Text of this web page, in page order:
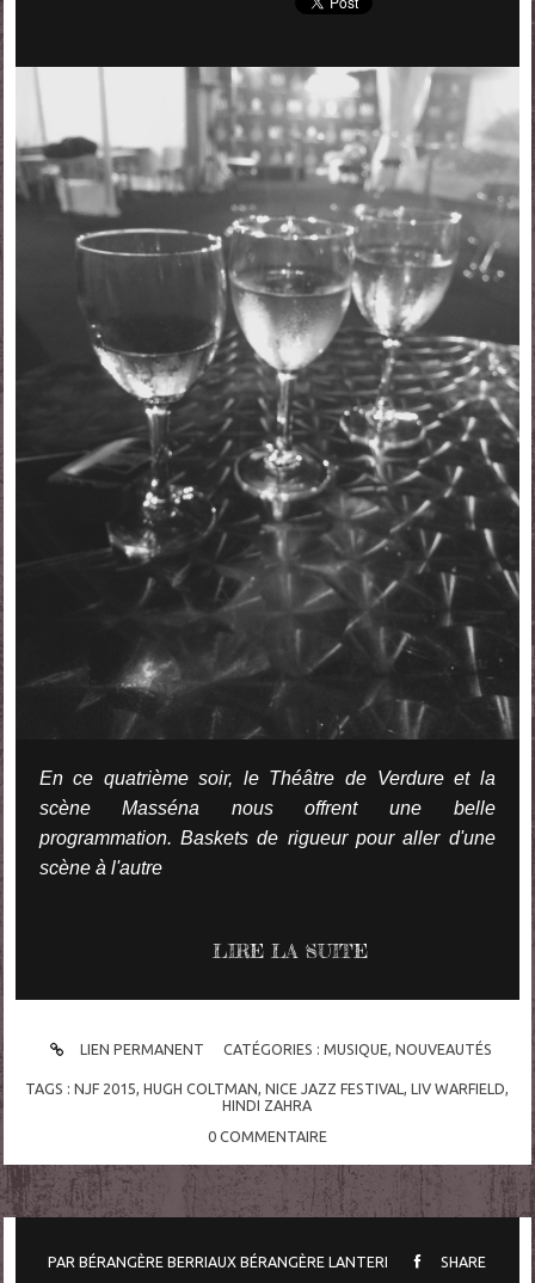
En ce quatrième soir, le Théâtre de Verdure et la
scène Masséna nous offrent une belle
programmation. Baskets de rigueur pour aller d'une
scène à l'autre
LIRE LA SUITE
LIEN PERMANENT CATÉGORIES : MUSIQUE, NOUVEAUTÉS
TAGS :NJF 2015,HUGH COLTMAN,NICE JAZZ FESTIVAL,LIV WARFIELD,
HINDI ZAHRA
0 COMMENTAIRE
PAR BÉRANGÈRE BERRIAUXBÉRANGÈRE LANTERI SHARE